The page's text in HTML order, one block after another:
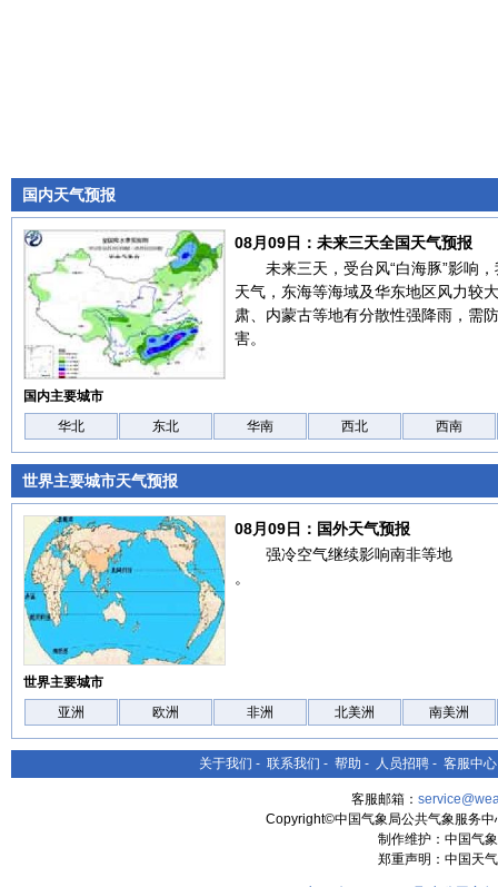
国内天气预报
08月09日：未来三天全国天气预报
未来三天，受台风“白海豚”影响
天气，东海等海域及华东地区风力较
肃、内蒙古等地有分散性强降雨，需
害。
国内主要城市
华北
东北 华南 西北 西南
世界主要城市天气预报
08月09日：国外天气预报
强冷空气继续影响南非等地
。
世界主要城市
亚洲
欧洲 非洲 北美洲 南美洲
关于我们 - 联系我们 - 帮助 - 人员招聘 - 客服中心
客服邮箱：
Copyright©中国气象局公共气象服务
制作维护：中国气
郑重声明：中国天